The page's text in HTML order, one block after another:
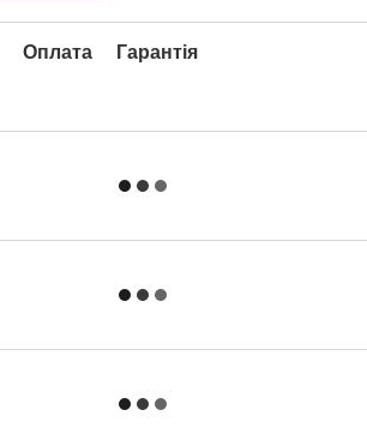
Оплата Гарантія